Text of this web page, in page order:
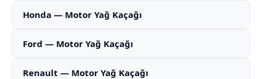
Honda — Motor Yağ Kaçağı
Ford — Motor Yağ Kaçağı
Renault — Motor Yağ Kaçağı